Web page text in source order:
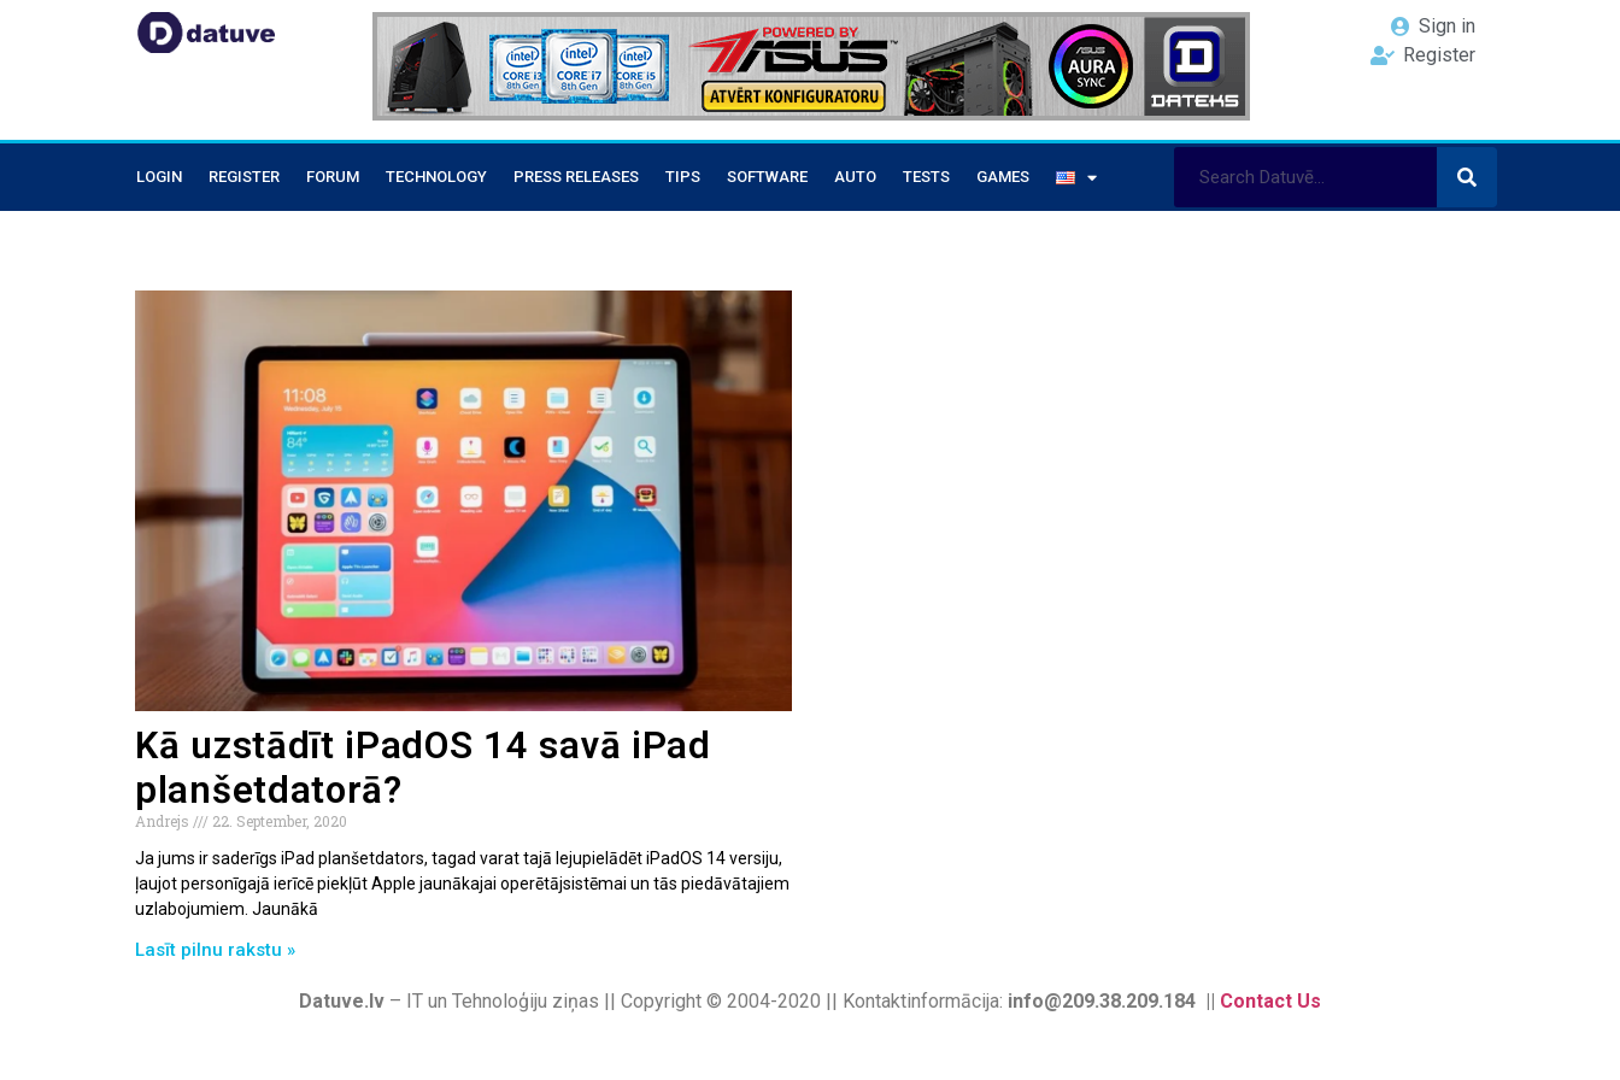
Sign in
Register
LOGIN REGISTER FORUM TECHNOLOGY PRESS RELEASES TIPS SOFTWARE AUTO TESTS GAMES
Kā uzstādīt iPadOS 14 savā iPad
planšetdatorā?
Andrejs
22. September, 2020
Ja jums ir saderīgs iPad planšetdators, tagad varat tajā lejupielādēt iPadOS 14 versiju,
ļaujot personīgajā ierīcē piekļūt Apple jaunākajai operētājsistēmai un tās piedāvātajiem
uzlabojumiem. Jaunākā
Lasīt pilnu rakstu »
Datuve.lv – IT un Tehnoloģiju ziņas || Copyright © 2004-2020 || Kontaktinformācija: info@209.38.209.184 || Contact Us